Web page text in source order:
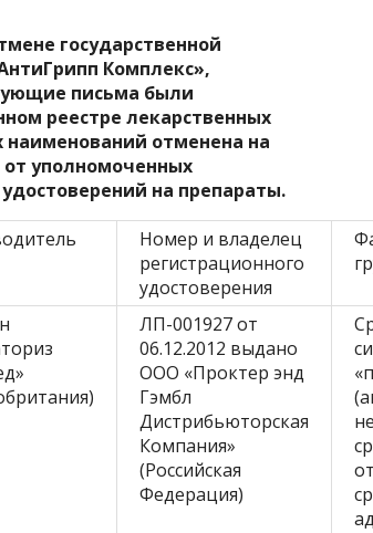
государственной
Комплекс»,
письма были
реестре лекарственных
наименований отменена на
уполномоченных
на препараты.
Номер и владелец
регистрационного
удостоверения
ЛП-001927 от
06.12.2012 выдано
ООО «Проктер энд
Гэмбл
Дистрибьюторская
Компания»
(Российская
Федерация)